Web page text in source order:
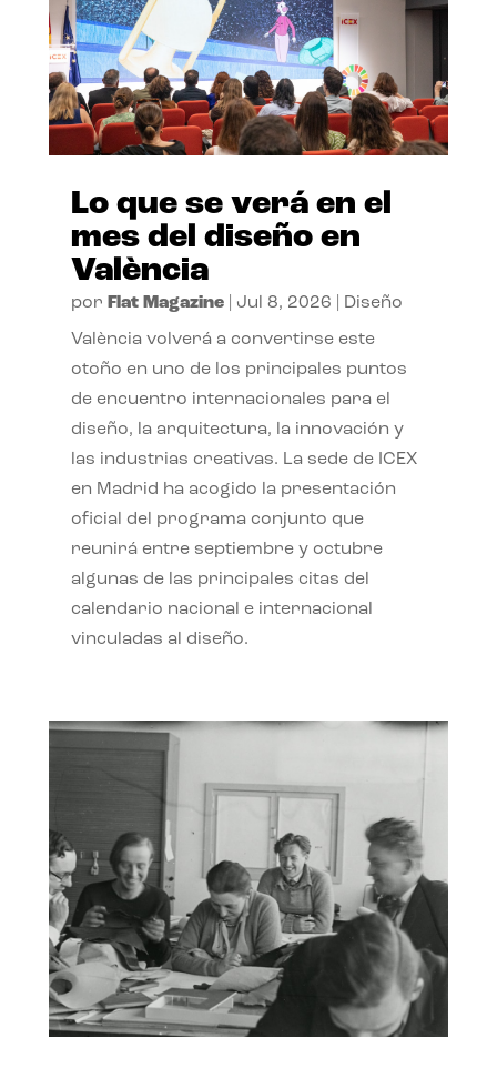
Lo que se verá en el
mes del diseño en
València
por Flat Magazine| Jul 8, 2026 Diseño
València volverá a convertirse este
otoño en uno de los principales puntos
de encuentro internacionales para el
diseño, la arquitectura, la innovación y
las industrias creativas. La sede de ICEX
en Madrid ha acogido la presentación
oficial del programa conjunto que
reunirá entre septiembre y octubre
algunas de las principales citas del
calendario nacional e internacional
vinculadas al diseño.